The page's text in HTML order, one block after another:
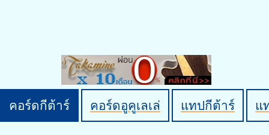
คอร์ดกีต้าร์ คอร์ดอูคูเลเล่ แทปกีต้าร์ แ